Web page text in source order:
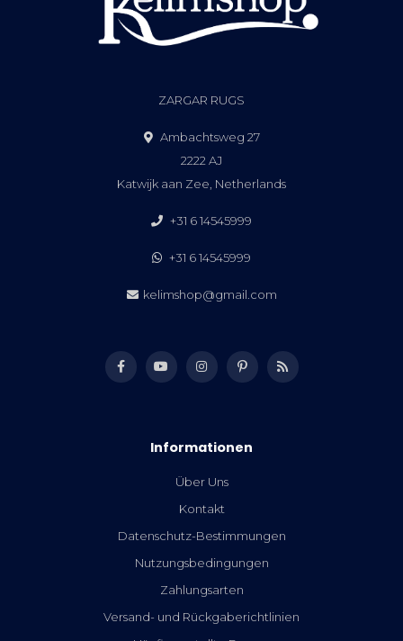
ZARGAR RUGS
Ambachtsweg 27
2222 AJ
Katwijk aan Zee, Netherlands
+31 6 14545999
+31 6 14545999
kelimshop@gmail.com
Informationen
Über Uns
Kontakt
Datenschutz-Bestimmungen
Nutzungsbedingungen
Zahlungsarten
Versand- und Rückgaberichtlinien